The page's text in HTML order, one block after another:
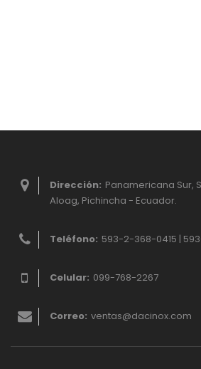
Dirección: Panamericana Sur,
Aloag, Pichincha - Ecuador.
Teléfono: 593-2-368-0415 |
Celular: 099-768-2267
Correo: ventas@dacinox.com